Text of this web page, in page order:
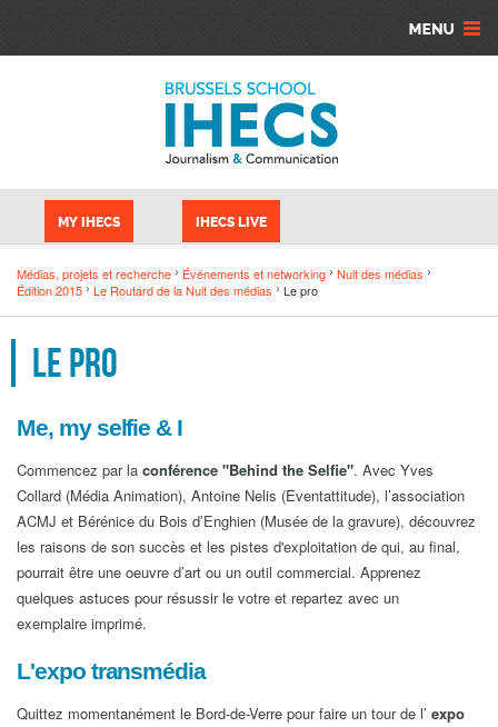
MY IHECS IHECS LIVE
Médias, projets et recherche Événements et networking
Nuit des médias
Édition 2015
Le Routard de la Nuit des médias Le pro
Le pro
Me, my selfie & I
Commencez par la conférence "Behind the Selfie". Avec Yves
Collard (Média Animation), Antoine Nelis (Eventattitude), l’association
ACMJ et Bérénice du Bois d’Enghien (Musée de la gravure), découvrez
les raisons de son succès et les pistes d'exploitation de qui, au final,
pourrait être une oeuvre d’art ou un outil commercial. Apprenez
quelques astuces pour résussir le votre et repartez avec un
exemplaire imprimé.
L'expo transmédia
Quittez momentanément le Bord-de-Verre pour faire un tour de l’ expo